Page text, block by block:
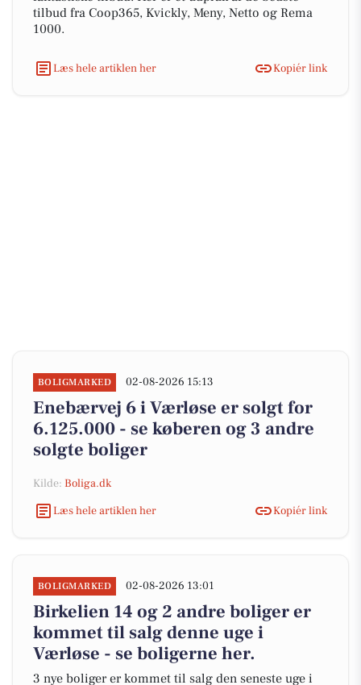
tilbud fra Coop365, Kvickly, Meny, Netto og Rema
1000.
Læs hele artiklen her Kopiér link
BOLIGMARKED 02-08-2026 15:13
Enebærvej 6 i Værløse er solgt for
6.125.000 - se køberen og 3 andre
solgte boliger
Kilde: Boliga.dk
Læs hele artiklen her
Kopiér link
BOLIGMARKED 02-08-2026 13:01
Birkelien 14 og 2 andre boliger er
kommet til salg denne uge i
Værløse - se boligerne her.
3 nye boliger er kommet til salg den seneste uge i